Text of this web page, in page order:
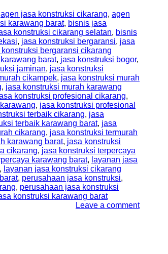
agen jasa konstruksi cikarang, agen
karawang barat, bisnis jasa
konstruksi cikarang selatan, bisnis
, jasa konstruksi bergaransi, jasa
konstruksi bergaransi cikarang
barat, jasa konstruksi bogor,
jaminan, jasa konstruksi
cikampek, jasa konstruksi murah
, jasa konstruksi murah karawang
konstruksi profesional cikarang,
, jasa konstruksi profesional
terbaik cikarang, jasa
terbaik karawang barat, jasa
cikarang, jasa konstruksi termurah
karawang barat, jasa konstruksi
cikarang, jasa konstruksi terpercaya
karawang barat, layanan jasa
, layanan jasa konstruksi cikarang
, perusahaan jasa konstruksi,
, perusahaan jasa konstruksi
konstruksi karawang barat
Leave a comment